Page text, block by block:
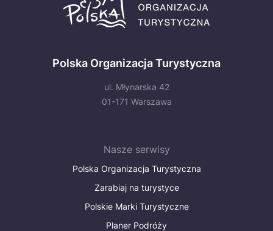
Polska Organizacja Turystyczna
ul. Młynarska 42
01-171 Warszawa
Nasze serwisy
Polska Organizacja Turystyczna
Zarabiaj na turystyce
Polskie Marki Turystyczne
Planer Podróży